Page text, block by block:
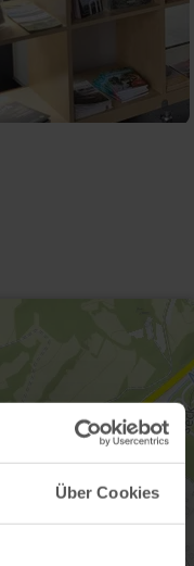
Über Cookies